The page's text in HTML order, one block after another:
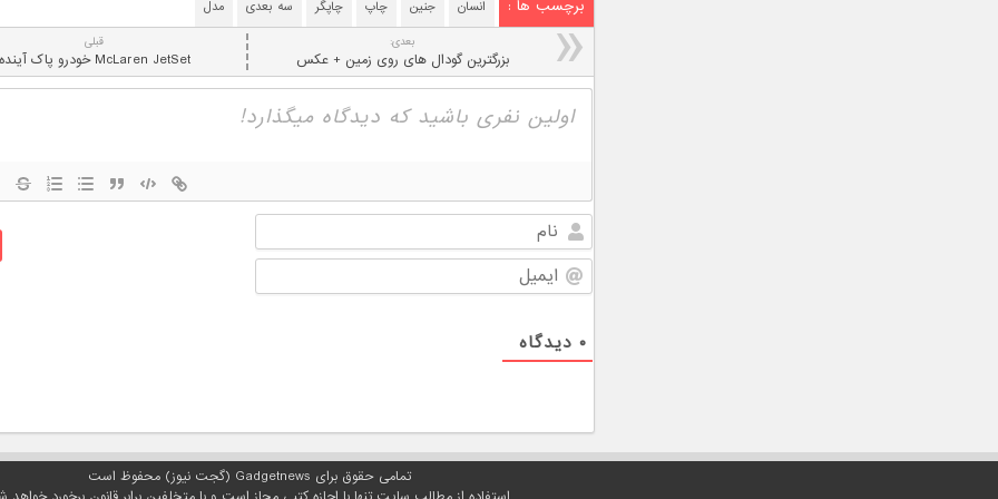
برچسب ها : انسان جنین چاپ چاپگر سه بعدی مدل
قبلی
McLaren JetSet خودرو پاک آينده
بعدی:
بزرگترین گودال های روی زمین + عکس
نام
ایمیل
۰ دیدگاه
تمامی حقوق برای Gadgetnews (گجت نیوز) محفوظ است